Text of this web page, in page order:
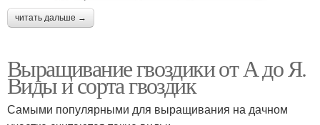
читать дальше →
Выращивание гвоздики от А до Я.
Виды и сорта гвоздик
Самыми популярными для выращивания на дачном